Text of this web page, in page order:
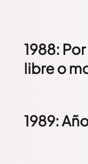
1988:
libre o
1989: